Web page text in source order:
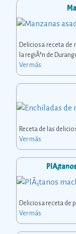
Deliciosa receta
la regiÃ³n de
Ver más
Receta de las
Ver más
Deliciosa receta de
Ver más